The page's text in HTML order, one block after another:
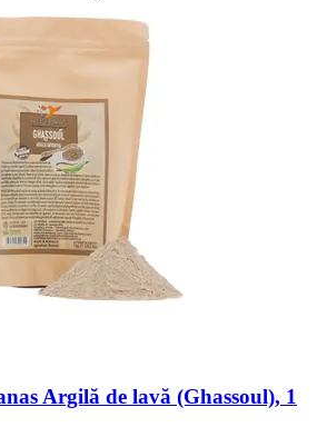
Argilă de lavă (Ghassoul), 1